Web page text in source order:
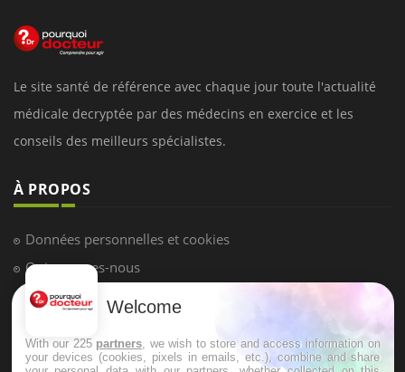
Le site santé de référence avec chaque jour toute l'actualité
médicale decryptée par des médecins en exercice et les
conseils des meilleurs spécialistes.
À PROPOS
Données personnelles et cookies
Qui sommes-nous
Conditions d'utilisation
Mentions Légales
Welcome
With our 225 partners , we wish to store and access information on
your devices (cookies, pixels in emails, etc.), combine and share